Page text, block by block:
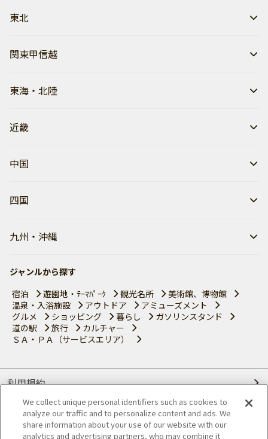
東北
関東甲信越
東海・北陸
近畿
中国
四国
九州・沖縄
ジャンルから探す
宿泊
遊園地・ﾃｰﾏﾊﾟｰｸ 観光名所
美術館、博物館
温泉・入浴施設
アウトドア
アミューズメント
グルメ
ショッピング 暮らし
ガソリンスタンド
道の駅
旅行
カルチャー
ＳＡ・ＰＡ（サービスエリア）
利用規約
個人情報の取り扱いについて
We collect unique personal identifiers such as cookies to
analyze our traffic and to personalize content and ads. We
share information about your use of our website with our
analytics and advertising partners, who may combine it